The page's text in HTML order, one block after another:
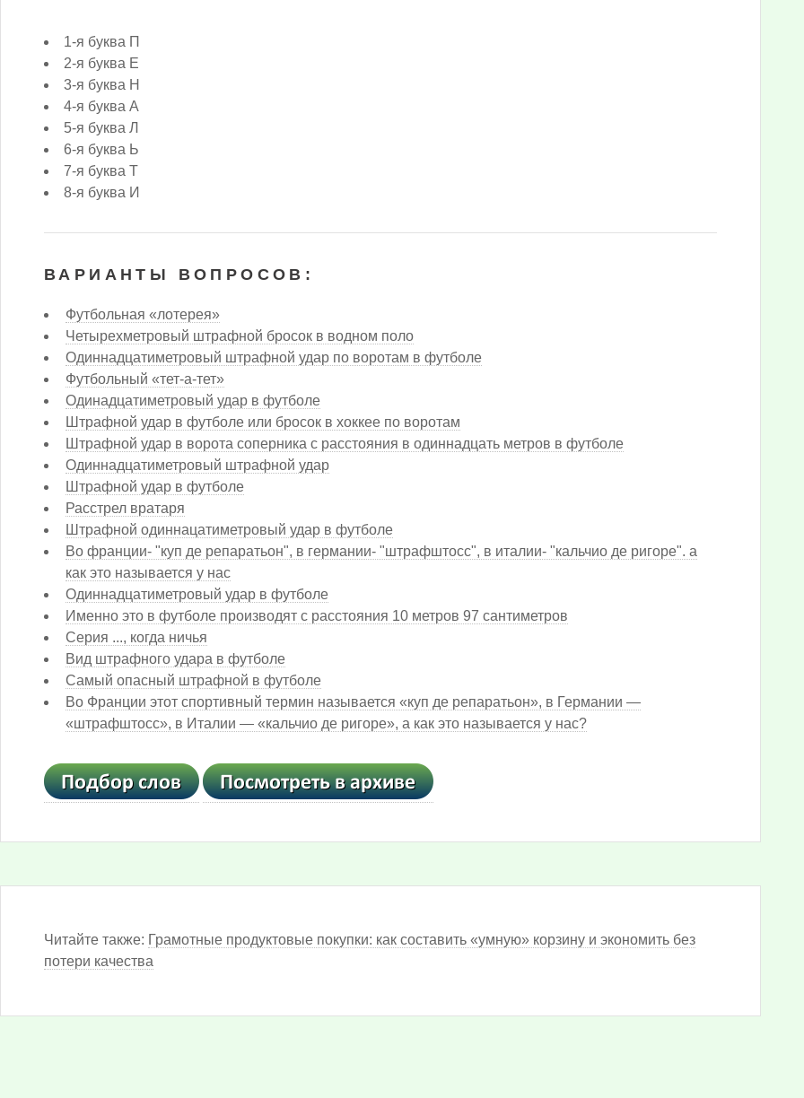
1-я буква П
2-я буква Е
3-я буква Н
4-я буква А
5-я буква Л
6-я буква Ь
7-я буква Т
8-я буква И
ВАРИАНТЫ ВОПРОСОВ:
Футбольная «лотерея»
Четырехметровый штрафной бросок в водном поло
Одиннадцатиметровый штрафной удар по воротам в футболе
Футбольный «тет-а-тет»
Одинадцатиметровый удар в футболе
Штрафной удар в футболе или бросок в хоккее по воротам
Штрафной удар в ворота соперника с расстояния в одиннадцать метров в футболе
Одиннадцатиметровый штрафной удар
Штрафной удар в футболе
Расстрел вратаря
Штрафной одиннацатиметровый удар в футболе
Во франции- "куп де репаратьон", в германии- "штрафштосс", в италии- "кальчио де ригоре". а
как это называется у нас
Одиннадцатиметровый удар в футболе
Именно это в футболе производят с расстояния 10 метров 97 сантиметров
Серия ..., когда ничья
Вид штрафного удара в футболе
Самый опасный штрафной в футболе
Во Франции этот спортивный термин называется «куп де репаратьон», в Германии —
«штрафштосс», в Италии — «кальчио де ригоре», а как это называется у нас?
Читайте также: Грамотные продуктовые покупки: как составить «умную» корзину и экономить без
потери качества